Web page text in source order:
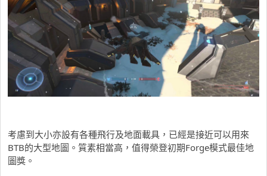
考慮到大小亦設有各種飛行及地面載具，已經是接近可以用來
BTB的大型地圖。質素相當高，值得榮登初期Forge模式最佳地
圖獎。